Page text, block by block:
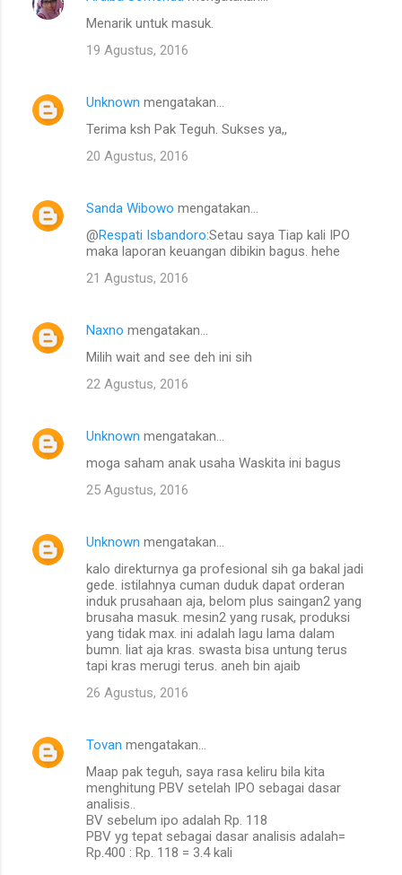
Menarik untuk masuk.
19 Agustus, 2016
Unknown mengatakan…
Terima ksh Pak Teguh. Sukses ya,,
20 Agustus, 2016
Sanda Wibowo mengatakan…
@Respati Isbandoro:Setau saya Tiap kali IPO
maka laporan keuangan dibikin bagus. hehe
21 Agustus, 2016
Naxno mengatakan…
Milih wait and see deh ini sih
22 Agustus, 2016
Unknown mengatakan…
moga saham anak usaha Waskita ini bagus
25 Agustus, 2016
Unknown mengatakan…
kalo direkturnya ga profesional sih ga bakal jadi
gede. istilahnya cuman duduk dapat orderan
induk prusahaan aja, belom plus saingan2 yang
brusaha masuk. mesin2 yang rusak, produksi
yang tidak max. ini adalah lagu lama dalam
bumn. liat aja kras. swasta bisa untung terus
tapi kras merugi terus. aneh bin ajaib
26 Agustus, 2016
Tovan mengatakan…
Maap pak teguh, saya rasa keliru bila kita
menghitung PBV setelah IPO sebagai dasar
analisis..
BV sebelum ipo adalah Rp. 118
PBV yg tepat sebagai dasar analisis adalah=
Rp.400 : Rp. 118 = 3.4 kali